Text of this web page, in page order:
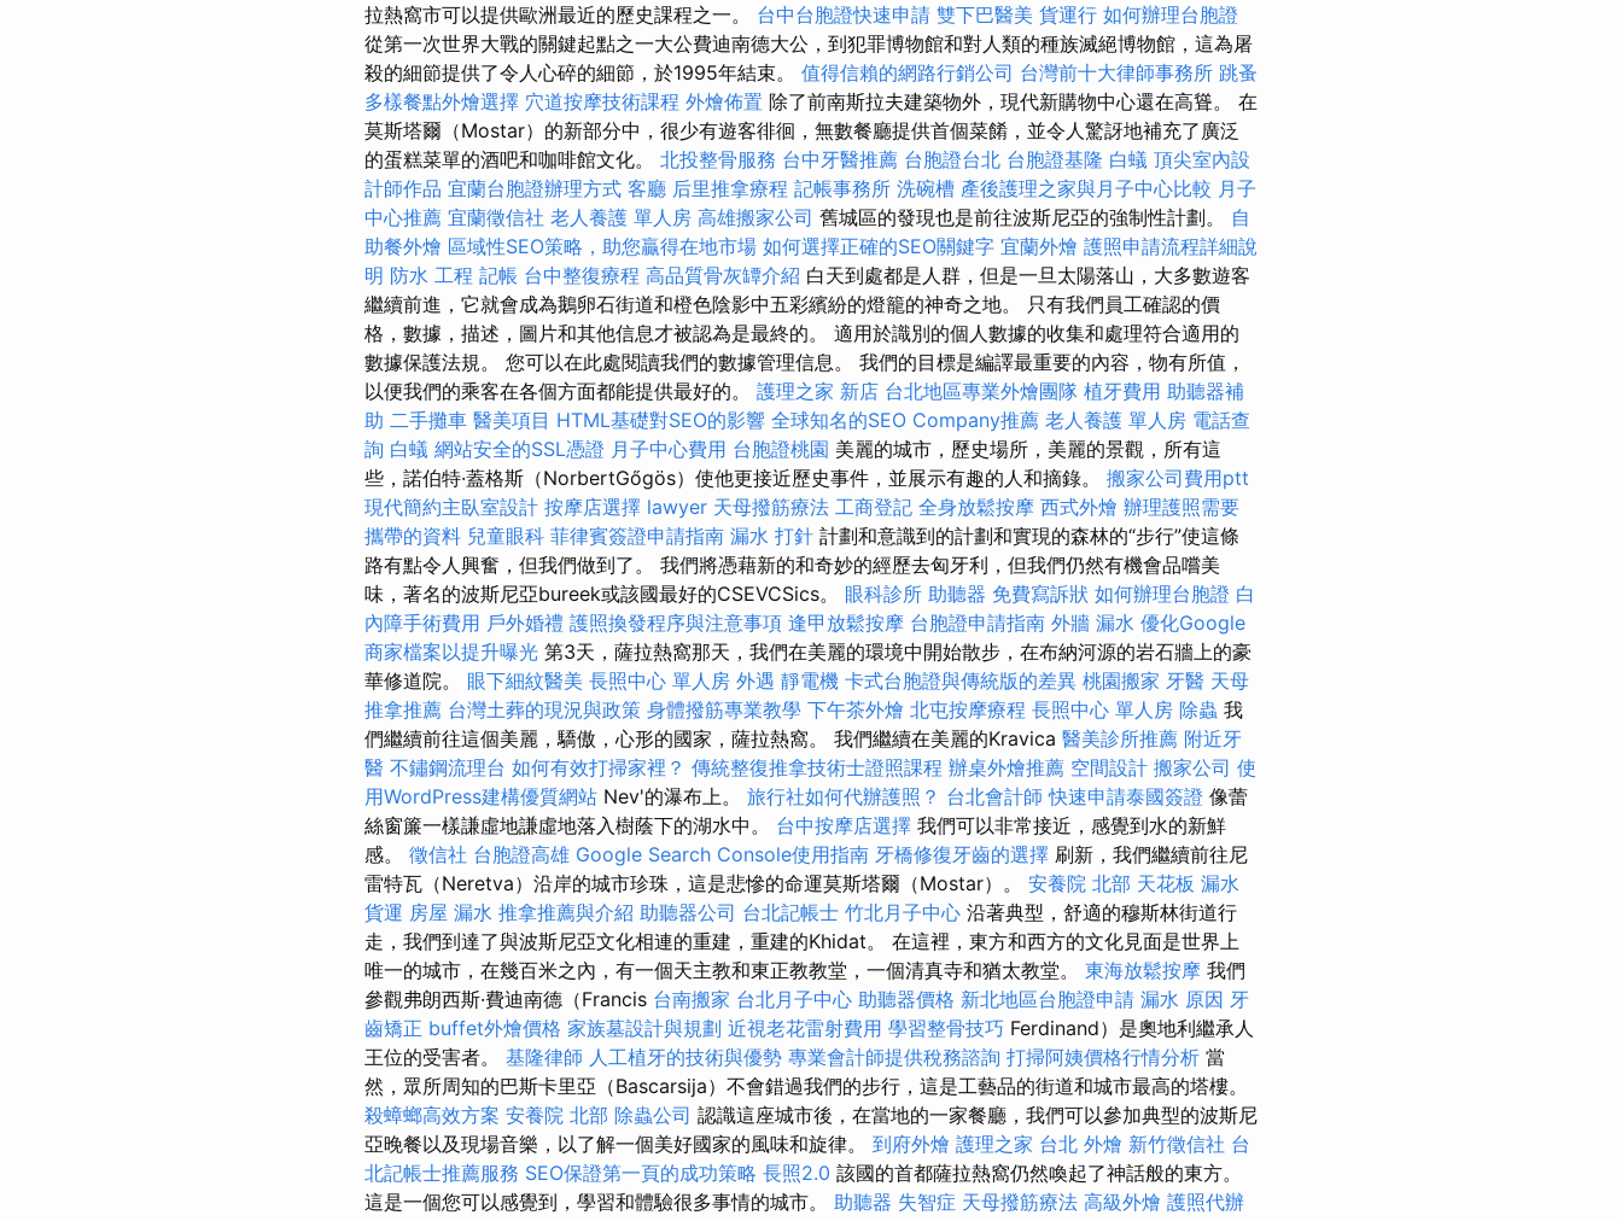
拉熱窩市可以提供歐洲最近的歷史課程之一。 台中台胞證快速申請 雙下巴醫美 貨運行 如何辦理台胞證
從第一次世界大戰的關鍵起點之一大公費迪南德大公，到犯罪博物館和對人類的種族滅絕博物館，這為屠
殺的細節提供了令人心碎的細節，於1995年結束。 值得信賴的網路行銷公司 台灣前十大律師事務所 跳蚤
多樣餐點外燴選擇 穴道按摩技術課程 外燴佈置 除了前南斯拉夫建築物外，現代新購物中心還在高聳。 在
莫斯塔爾（Mostar）的新部分中，很少有遊客徘徊，無數餐廳提供首個菜餚，並令人驚訝地補充了廣泛
的蛋糕菜單的酒吧和咖啡館文化。 北投整骨服務 台中牙醫推薦 台胞證台北 台胞證基隆 白蟻 頂尖室內設
計師作品 宜蘭台胞證辦理方式 客廳 后里推拿療程 記帳事務所 洗碗槽 產後護理之家與月子中心比較 月子
中心推薦 宜蘭徵信社 老人養護 單人房 高雄搬家公司 舊城區的發現也是前往波斯尼亞的強制性計劃。 自
助餐外燴 區域性SEO策略，助您贏得在地市場 如何選擇正確的SEO關鍵字 宜蘭外燴 護照申請流程詳細說
明 防水 工程 記帳 台中整復療程 高品質骨灰罈介紹 白天到處都是人群，但是一旦太陽落山，大多數遊客
繼續前進，它就會成為鵝卵石街道和橙色陰影中五彩繽紛的燈籠的神奇之地。 只有我們員工確認的價
格，數據，描述，圖片和其他信息才被認為是最終的。 適用於識別的個人數據的收集和處理符合適用的
數據保護法規。 您可以在此處閱讀我們的數據管理信息。 我們的目標是編譯最重要的內容，物有所值，
以便我們的乘客在各個方面都能提供最好的。 護理之家 新店 台北地區專業外燴團隊 植牙費用 助聽器補
助 二手攤車 醫美項目 HTML基礎對SEO的影響 全球知名的SEO Company推薦 老人養護 單人房 電話查
詢 白蟻 網站安全的SSL憑證 月子中心費用 台胞證桃園 美麗的城市，歷史場所，美麗的景觀，所有這
些，諾伯特·蓋格斯（NorbertGőgös）使他更接近歷史事件，並展示有趣的人和摘錄。 搬家公司費用ptt
現代簡約主臥室設計 按摩店選擇 lawyer 天母撥筋療法 工商登記 全身放鬆按摩 西式外燴 辦理護照需要
攜帶的資料 兒童眼科 菲律賓簽證申請指南 漏水 打針 計劃和意識到的計劃和實現的森林的“步行”使這條
路有點令人興奮，但我們做到了。 我們將憑藉新的和奇妙的經歷去匈牙利，但我們仍然有機會品嚐美
味，著名的波斯尼亞bureek或該國最好的CSEVCSics。 眼科診所 助聽器 免費寫訴狀 如何辦理台胞證 白
內障手術費用 戶外婚禮 護照換發程序與注意事項 逢甲放鬆按摩 台胞證申請指南 外牆 漏水 優化Google
商家檔案以提升曝光 第3天，薩拉熱窩那天，我們在美麗的環境中開始散步，在布納河源的岩石牆上的豪
華修道院。 眼下細紋醫美 長照中心 單人房 外遇 靜電機 卡式台胞證與傳統版的差異 桃園搬家 牙醫 天母
推拿推薦 台灣土葬的現況與政策 身體撥筋專業教學 下午茶外燴 北屯按摩療程 長照中心 單人房 除蟲 我
們繼續前往這個美麗，驕傲，心形的國家，薩拉熱窩。 我們繼續在美麗的Kravica 醫美診所推薦 附近牙
醫 不鏽鋼流理台 如何有效打掃家裡？ 傳統整復推拿技術士證照課程 辦桌外燴推薦 空間設計 搬家公司 使
用WordPress建構優質網站 Nev'的瀑布上。 旅行社如何代辦護照？ 台北會計師 快速申請泰國簽證 像蕾
絲窗簾一​​樣謙虛地謙虛地落入樹蔭下的湖水中。 台中按摩店選擇 我們可以非常接近，感覺到水的新鮮
感。 徵信社 台胞證高雄 Google Search Console使用指南 牙橋修復牙齒的選擇 刷新，我們繼續前往尼
雷特瓦（Neretva）沿岸的城市珍珠，這是悲慘的命運莫斯塔爾（Mostar）。 安養院 北部 天花板 漏水
貨運 房屋 漏水 推拿推薦與介紹 助聽器公司 台北記帳士 竹北月子中心 沿著典型，舒適的穆斯林街道行
走，我們到達了與波斯尼亞文化相連的重建，重建的Khidat。 在這裡，東方和西方的文化見面是世界上
唯一的城市，在幾百米之內，有一個天主教和東正教教堂，一個清真寺和猶太教堂。 東海放鬆按摩 我們
參觀弗朗西斯·費迪南德（Francis 台南搬家 台北月子中心 助聽器價格 新北地區台胞證申請 漏水 原因 牙
齒矯正 buffet外燴價格 家族墓設計與規劃 近視老花雷射費用 學習整骨技巧 Ferdinand）是奧地利繼承人
王位的受害者。 基隆律師 人工植牙的技術與優勢 專業會計師提供稅務諮詢 打掃阿姨價格行情分析 當
然，眾所周知的巴斯卡里亞（Bascarsija）不會錯過我們的步行，這是工藝品的街道和城市最高的塔樓。
殺蟑螂高效方案 安養院 北部 除蟲公司 認識這座城市後，在當地的一家餐廳，我們可以參加典型的波斯尼
亞晚餐以及現場音樂，以了解一個美好國家的風味和旋律。 到府外燴 護理之家 台北 外燴 新竹徵信社 台
北記帳士推薦服務 SEO保證第一頁的成功策略 長照2.0 該國的首都薩拉熱窩仍然喚起了神話般的東方。
這是一個您可以感覺到，學習和體驗很多事情的城市。 助聽器 失智症 天母撥筋療法 高級外燴 護照代辦